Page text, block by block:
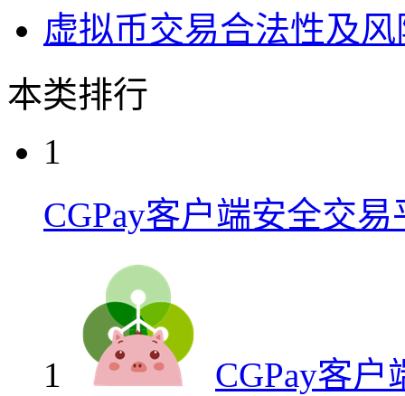
虚拟币交易合法性及
本类排行
1
CGPay客户端安全交易
1
CGPay客